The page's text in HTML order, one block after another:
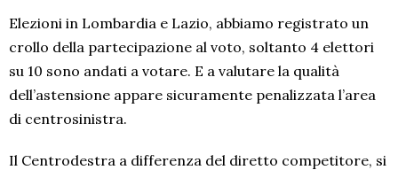
Elezioni in Lombardia e Lazio, abbiamo registrato un
crollo della partecipazione al voto, soltanto 4 elettori
su 10 sono andati a votare. E a valutare la qualità
dell’astensione appare sicuramente penalizzata l’area
di centrosinistra.
Il Centrodestra a differenza del diretto competitore, si